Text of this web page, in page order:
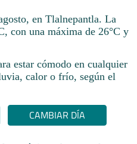
en Tlalnepantla. La
con una máxima de 26°C y
estar cómodo en cualquier
calor o frío, según el
CAMBIAR DÍA